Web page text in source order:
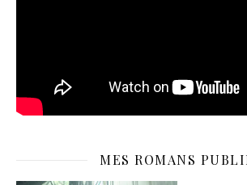
MES ROMANS